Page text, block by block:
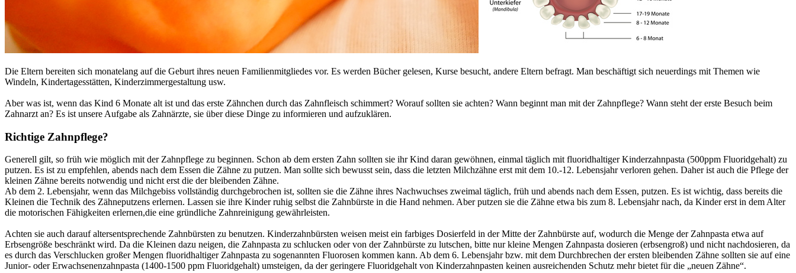
Die Eltern bereiten sich monatelang auf die Geburt ihres neuen Familienmitgliedes vor. Es werden Bücher gelesen, Kurse besucht, andere Eltern befragt. Man beschäftigt sich neuerdings mit Themen wie
Windeln, Kindertagesstätten, Kinderzimmergestaltung usw.
Aber was ist, wenn das Kind 6 Monate alt ist und das erste Zähnchen durch das Zahnfleisch schimmert? Worauf sollten sie achten? Wann beginnt man mit der Zahnpflege? Wann steht der erste Besuch beim
Zahnarzt an? Es ist unsere Aufgabe als Zahnärzte, sie über diese Dinge zu informieren und aufzuklären.
Richtige Zahnpflege?
Generell gilt, so früh wie möglich mit der Zahnpflege zu beginnen. Schon ab dem ersten Zahn sollten sie ihr Kind daran gewöhnen, einmal täglich mit fluoridhaltiger Kinderzahnpasta (500ppm Fluoridgehalt) zu
putzen. Es ist zu empfehlen, abends nach dem Essen die Zähne zu putzen. Man sollte sich bewusst sein, dass die letzten Milchzähne erst mit dem 10.-12. Lebensjahr verloren gehen. Daher ist auch die Pflege der
kleinen Zähne bereits notwendig und nicht erst die der bleibenden Zähne.
Ab dem 2. Lebensjahr, wenn das Milchgebiss vollständig durchgebrochen ist, sollten sie die Zähne ihres Nachwuchses zweimal täglich, früh und abends nach dem Essen, putzen. Es ist wichtig, dass bereits die
Kleinen die Technik des Zähneputzens erlernen. Lassen sie ihre Kinder ruhig selbst die Zahnbürste in die Hand nehmen. Aber putzen sie die Zähne etwa bis zum 8. Lebensjahr nach, da Kinder erst in dem Alter
die motorischen Fähigkeiten erlernen,die eine gründliche Zahnreinigung gewährleisten.
Achten sie auch darauf altersentsprechende Zahnbürsten zu benutzen. Kinderzahnbürsten weisen meist ein farbiges Dosierfeld in der Mitte der Zahnbürste auf, wodurch die Menge der Zahnpasta etwa auf
Erbsengröße beschränkt wird. Da die Kleinen dazu neigen, die Zahnpasta zu schlucken oder von der Zahnbürste zu lutschen, bitte nur kleine Mengen Zahnpasta dosieren (erbsengroß) und nicht nachdosieren, da
es durch das Verschlucken großer Mengen fluoridhaltiger Zahnpasta zu sogenannten Fluorosen kommen kann. Ab dem 6. Lebensjahr bzw. mit dem Durchbrechen der ersten bleibenden Zähne sollten sie auf eine
Junior- oder Erwachsenenzahnpasta (1400-1500 ppm Fluoridgehalt) umsteigen, da der geringere Fluoridgehalt von Kinderzahnpasten keinen ausreichenden Schutz mehr bietet für die „neuen Zähne“.